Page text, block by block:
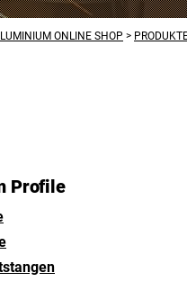
ONLINE SHOP >
Profile